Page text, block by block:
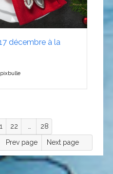
décembre à la
pixbulle
22 … 28
Prev page Next page